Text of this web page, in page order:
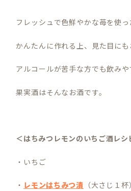
フレッシュで色鮮やかな苺を使
かんたんに作れる上、見た目にも
アルコールが苦手な方でも飲みや
果実酒はそんなお酒です。
＜はちみつレモンのいちご酒レシ
・いちご
・ レモンはちみつ漬 （大さじ１杯）